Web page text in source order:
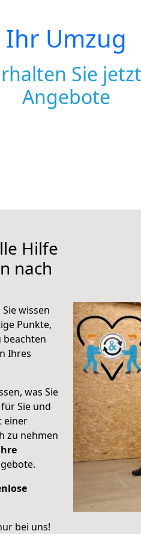
Ihr Umzug
Sie jetzt
Angebote
Hilfe
nach
wissen
Punkte,
beachten
Ihres
was Sie
Sie und
einer
zu nehmen
bei uns!